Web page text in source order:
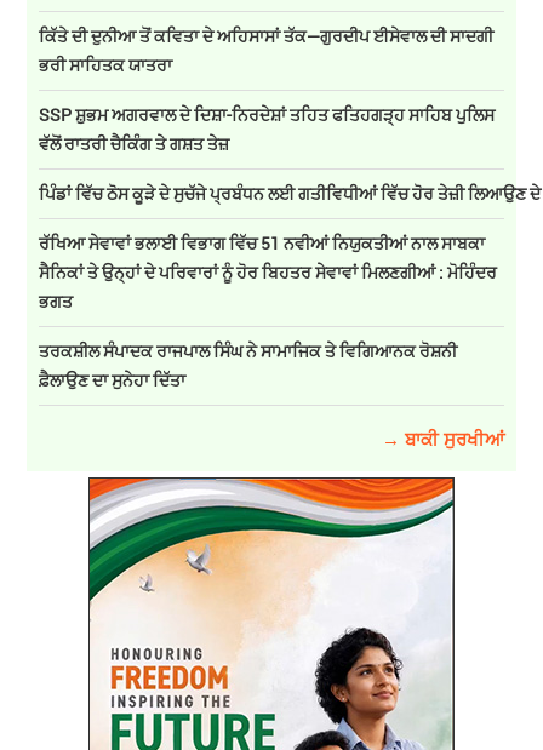
ਕਿੱਤੇ ਦੀ ਦੁਨੀਆ ਤੋਂ ਕਵਿਤਾ ਦੇ ਅਹਿਸਾਸਾਂ ਤੱਕ—ਗੁਰਦੀਪ ਈਸੇਵਾਲ ਦੀ ਸਾਦਗੀ
ਭਰੀ ਸਾਹਿਤਕ ਯਾਤਰਾ
SSP ਸ਼ੁਭਮ ਅਗਰਵਾਲ ਦੇ ਦਿਸ਼ਾ-ਨਿਰਦੇਸ਼ਾਂ ਤਹਿਤ ਫਤਿਹਗੜ੍ਹ ਸਾਹਿਬ ਪੁਲਿਸ
ਵੱਲੋਂ ਰਾਤਰੀ ਚੈਕਿੰਗ ਤੇ ਗਸ਼ਤ ਤੇਜ਼
ਪਿੰਡਾਂ ਵਿੱਚ ਠੋਸ ਕੂੜੇ ਦੇ ਸੁਚੱਜੇ ਪ੍ਰਬੰਧਨ ਲਈ ਗਤੀਵਿਧੀਆਂ ਵਿੱਚ ਹੋਰ ਤੇਜ਼ੀ ਲਿਆਉਣ
ਰੱਖਿਆ ਸੇਵਾਵਾਂ ਭਲਾਈ ਵਿਭਾਗ ਵਿੱਚ 51 ਨਵੀਆਂ ਨਿਯੁਕਤੀਆਂ ਨਾਲ ਸਾਬਕਾ
ਸੈਨਿਕਾਂ ਤੇ ਉਨ੍ਹਾਂ ਦੇ ਪਰਿਵਾਰਾਂ ਨੂੰ ਹੋਰ ਬਿਹਤਰ ਸੇਵਾਵਾਂ ਮਿਲਣਗੀਆਂ : ਮੋਹਿੰਦਰ
ਭਗਤ
ਤਰਕਸ਼ੀਲ ਸੰਪਾਦਕ ਰਾਜਪਾਲ ਸਿੰਘ ਨੇ ਸਾਮਾਜਿਕ ਤੇ ਵਿਗਿਆਨਕ ਰੋਸ਼ਨੀ
ਫ਼ੈਲਾਉਣ ਦਾ ਸੁਨੇਹਾ ਦਿੱਤਾ
→ ਬਾਕੀ ਸੁਰਖੀਆਂ